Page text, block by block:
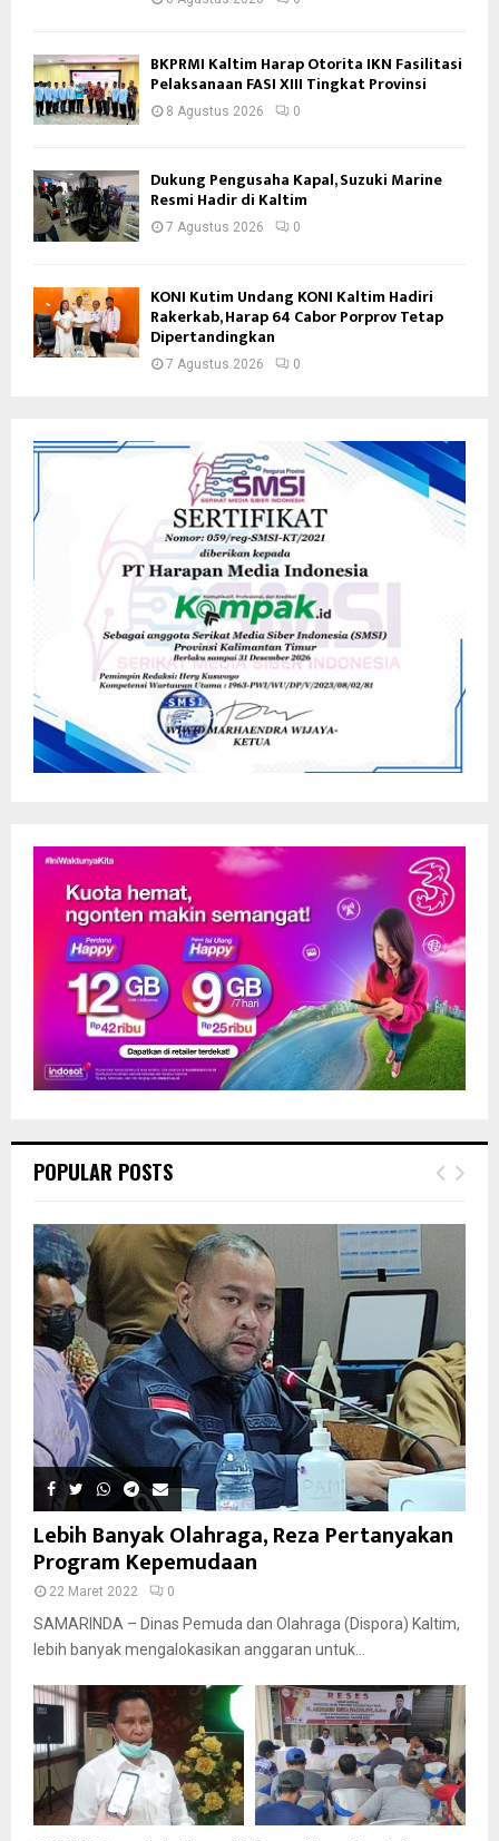
BKPRMI Kaltim Harap Otorita IKN Fasilitasi
Pelaksanaan FASI XIII Tingkat Provinsi
8 Agustus 2026 0
Dukung Pengusaha Kapal, Suzuki Marine
Resmi Hadir di Kaltim
7 Agustus 2026 0
KONI Kutim Undang KONI Kaltim Hadiri
Rakerkab, Harap 64 Cabor Porprov Tetap
Dipertandingkan
7 Agustus 2026 0
POPULAR POSTS
Lebih Banyak Olahraga, Reza Pertanyakan
Program Kepemudaan
22 Maret 2022 0
SAMARINDA – Dinas Pemuda dan Olahraga (Dispora) Kaltim,
lebih banyak mengalokasikan anggaran untuk...